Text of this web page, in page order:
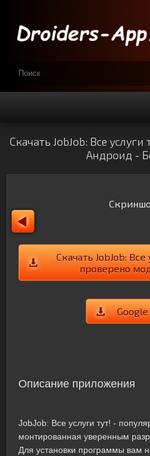
Скачать JobJob: Все
Андроид -
Скачать JobJob:
проверено
Описание приложения
JobJob: Все услуги тут! -
монтированная уверенным
Для установки программы вам